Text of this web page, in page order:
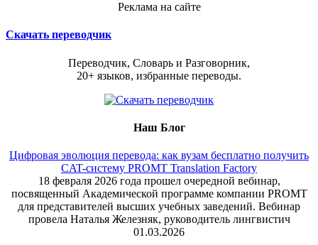
Реклама на сайте
Скачать переводчик
Переводчик, Словарь и Разговорник,
20+ языков, избранные переводы.
Наш Блог
Цифровая эволюция перевода: как вузам бесплатно получить
CAT-систему PROMT Translation Factory
18 февраля 2026 года прошел очередной вебинар,
посвященный Академической программе компании PROMT
для представителей высших учебных заведений. Вебинар
провела Наталья Железняк, руководитель лингвистич
01.03.2026